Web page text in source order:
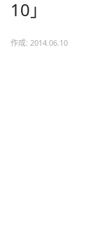
10」
作成: 2014.06.10